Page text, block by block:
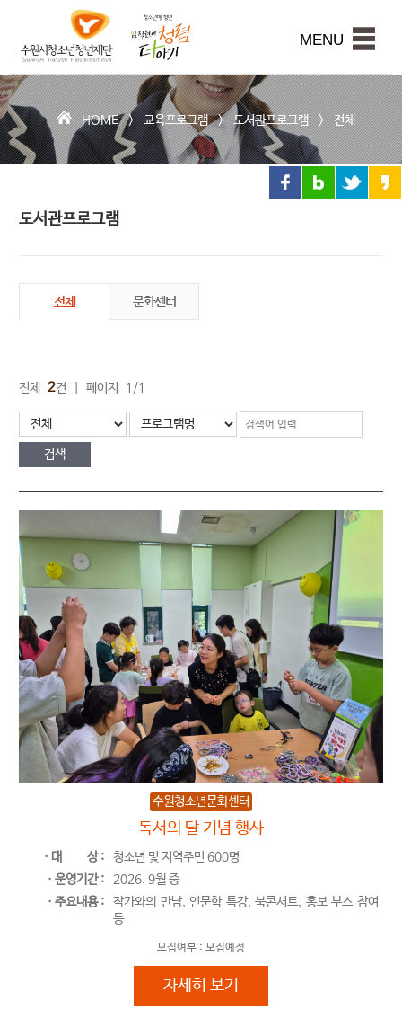
본문내용 바로가기
시
청
소
년
청
년
재
단
MENU
HOME >교육프로그램>도서관프로그램>전체
도서관프로그램
전체 문화센터
전체 2건 | 페이지 1/1
수원청소년문화센터
독서의 달 기념 행사
ㆍ대 상 :
청소년 및 지역주민 600명
ㆍ운영기간 :
2026. 9월 중
ㆍ주요내용 :
작가와의 만남, 인문학 특강, 북콘서트, 홍보 부스 참여
등
모집여부 : 모집예정
독서의 달 기념 행사
자세히 보기